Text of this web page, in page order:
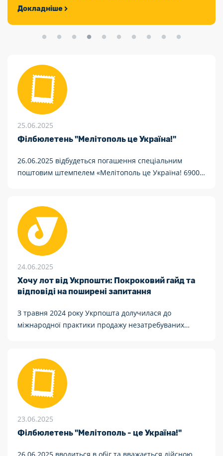
охоплює не лише Донеччину, а й всю Сумщину,
Докладніше
25.06.2025
Філбюлетень "Мелітополь це Україна!"
26.06.2025 відбудеться погашення спеціальним
поштовим штемпелем «Мелітополь це Україна! 69005,
24.06.2025
Хочу лот від Укрпошти: Покроковий гайд та
відповіді на поширені запитання
З травня 2024 року Укрпошта долучилася до
міжнародної практики продажу незатребуваних
Royal Mail. Це просто скарбниця невідомих речей.
23.06.2025
Філбюлетень "Мелітополь - це Україна!"